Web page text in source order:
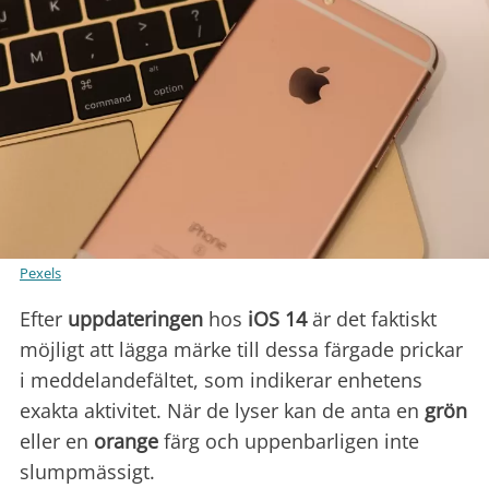
Pexels
Efter uppdateringen hos iOS 14är det faktiskt
möjligt att lägga märke till dessa färgade prickar
i meddelandefältet, som indikerar enhetens
exakta aktivitet. När de lyser kan de anta en grön
eller en orange färg och uppenbarligen inte
slumpmässigt.